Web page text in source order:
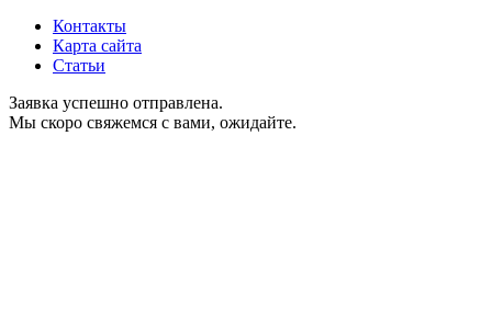
Контакты
Карта сайта
Статьи
Заявка успешно отправлена.
Мы скоро свяжемся с вами, ожидайте.